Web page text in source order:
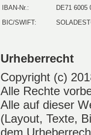
IBAN-Nr.:
DE71 6005
BIC/SWIFT:
Urheberrecht
Copyright (c)
Alle Rechte
Alle auf dieser
(Layout, Texte,
dem